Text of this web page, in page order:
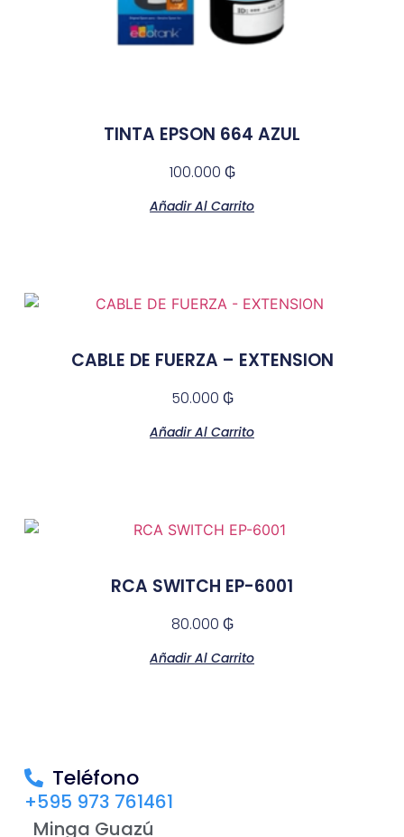
TINTA EPSON 664 AZUL
100.000 ₲
Añadir Al Carrito
CABLE DE FUERZA – EXTENSION
50.000 ₲
Añadir Al Carrito
RCA SWITCH EP-6001
80.000 ₲
Añadir Al Carrito
Teléfono
+595 973 761461
Minga Guazú